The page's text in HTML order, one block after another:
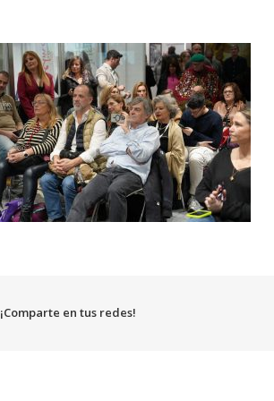
¡Comparte en tus redes!